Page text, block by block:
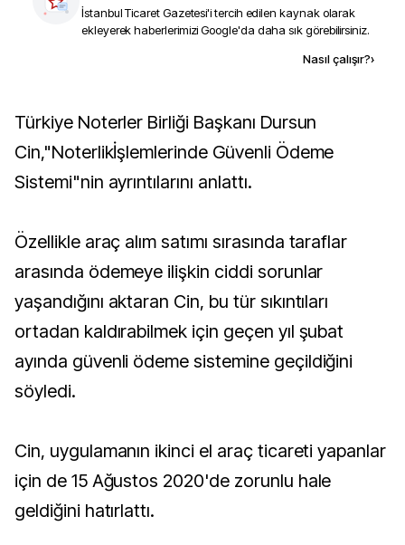
İstanbul Ticaret Gazetesi'i tercih edilen kaynak olarak
ekleyerek haberlerimizi Google'da daha sık görebilirsiniz.
Nasıl çalışır?›
Türkiye Noterler Birliği Başkanı Dursun
Cin,"Noterlikİşlemlerinde Güvenli Ödeme
Sistemi"nin ayrıntılarını anlattı.
Özellikle araç alım satımı sırasında taraflar
arasında ödemeye ilişkin ciddi sorunlar
yaşandığını aktaran Cin, bu tür sıkıntıları
ortadan kaldırabilmek için geçen yıl şubat
ayında güvenli ödeme sistemine geçildiğini
söyledi.
Cin, uygulamanın ikinci el araç ticareti yapanlar
için de 15 Ağustos 2020'de zorunlu hale
geldiğini hatırlattı.